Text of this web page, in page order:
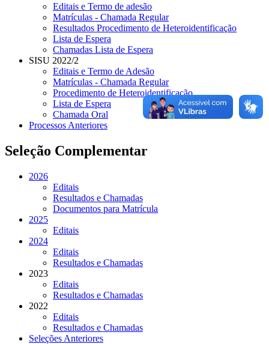
Editais e Termo de adesão
Matrículas - Chamada Regular
Resultados Procedimento de Heteroidentificação
Lista de Espera
Chamadas Lista de Espera
SISU 2022/2
Editais e Termo de Adesão
Matrículas - Chamada Regular
Procedimento de Heteroidentificação
Lista de Espera
Chamada Oral
Processos Anteriores
Seleção Complementar
2026
Editais
Resultados e Chamadas
Documentos para Matrícula
2025
Editais
2024
Editais
Resultados e Chamadas
2023
Editais
Resultados e Chamadas
2022
Editais
Resultados e Chamadas
Seleções Anteriores